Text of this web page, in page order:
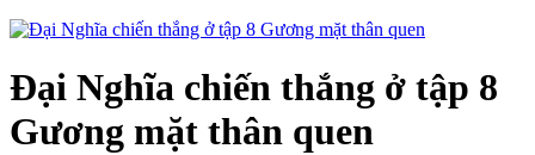
Đại Nghĩa chiến thắng ở tập 8
Gương mặt thân quen